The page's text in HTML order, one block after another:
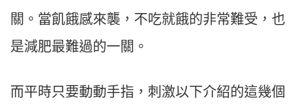
關。當飢餓感來襲，不吃就餓的非常難受，也
是減肥最難過的一關。
而平時只要動動手指，刺激以下介紹的這幾個